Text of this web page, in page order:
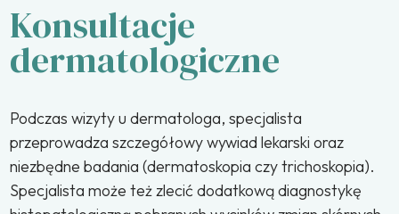
Konsultacje
dermatologiczne
Podczas wizyty u dermatologa, specjalista
przeprowadza szczegółowy wywiad lekarski oraz
niezbędne badania (dermatoskopia czy trichoskopia).
Specjalista może też zlecić dodatkową diagnostykę